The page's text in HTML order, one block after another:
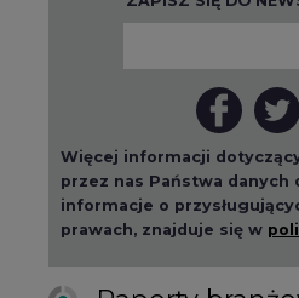
Więcej informacji
przez nas Państwa danych
informacje o
prawach, znajduje się w
Raporty